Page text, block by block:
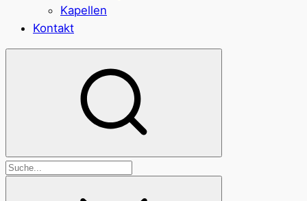
Kapellen
Kontakt
Suchen